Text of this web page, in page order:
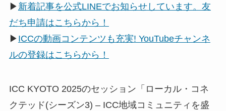
▶ 新着記事を公式LINEでお知らせしています。友
だち申請はこちらから！
▶ ICCの動画コンテンツも充実! YouTubeチャンネ
ルの登録はこちらから！
ICC KYOTO 2025のセッション「ローカル・コネ
クテッド(シーズン3) – ICC地域コミュニティを盛